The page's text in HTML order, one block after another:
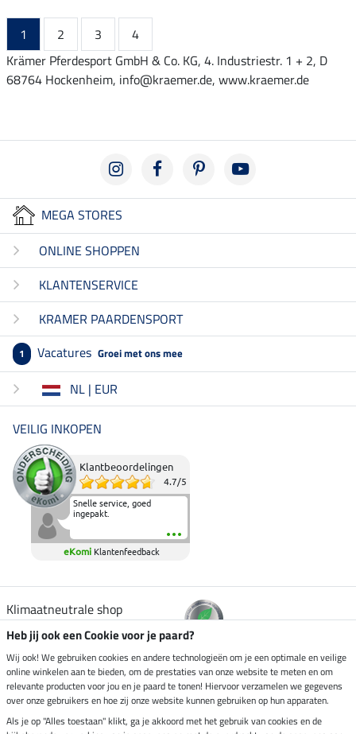
1 2 3
4
Krämer Pferdesport GmbH & Co. KG, 4. Industriestr. 1 + 2, D
68764 Hockenheim, info@kraemer.de, www.kraemer.de
MEGA STORES
ONLINE SHOPPEN
KLANTENSERVICE
KRAMER PAARDENSPORT
1 Vacatures Groei met ons mee
NL | EUR
VEILIG INKOPEN
Klantbeoordelingen
4.7/5
Snelle service, goed
ingepakt.
eKomi Klantenfeedback
Klimaatneutrale shop
Verzending per
Veilig betalen met
Heb jij ook een Cookie voor je paard?
Wij ook! We gebruiken cookies en andere technologieën om je een optimale en veilige
online winkelen aan te bieden, om de prestaties van onze website te meten en om
relevante producten voor jou en je paard te tonen! Hiervoor verzamelen we gegevens
over onze gebruikers en hoe zij onze website kunnen gebruiken op hun apparaten.
Als je op "Alles toestaan" klikt, ga je akkoord met het gebruik van cookies en de